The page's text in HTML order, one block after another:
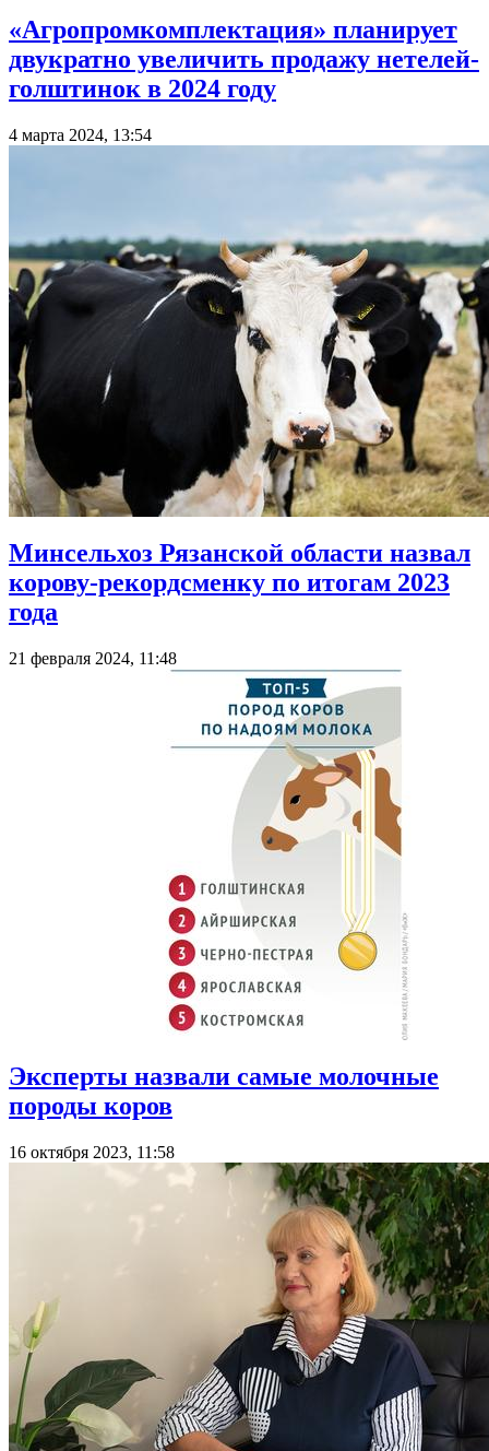
«Агропромкомплектация» планирует
двукратно увеличить продажу нетелей-
голштинок в 2024 году
4 марта 2024, 13:54
Минсельхоз Рязанской области назвал
корову-рекордсменку по итогам 2023
года
21 февраля 2024, 11:48
Эксперты назвали самые молочные
породы коров
16 октября 2023, 11:58